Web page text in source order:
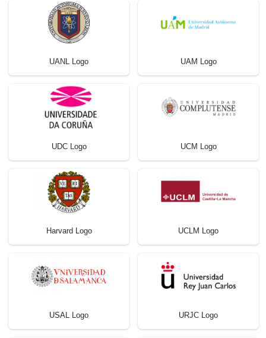
UANL Logo UAM Logo
UDC Logo UCM Logo
Harvard Logo UCLM Logo
USAL Logo URJC Logo